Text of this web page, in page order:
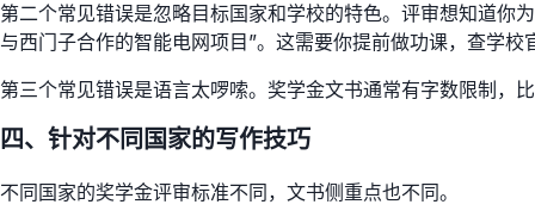
第二个常见错误是忽略目标国家和学校的特色。评审想知道你
与西门子合作的智能电网项目”。这需要你提前做功课，查学校
第三个常见错误是语言太啰嗦。奖学金文书通常有字数限制
四、针对不同国家的写作技巧
不同国家的奖学金评审标准不同，文书侧重点也不同。